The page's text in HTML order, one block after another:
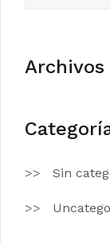
Archivos
Sin